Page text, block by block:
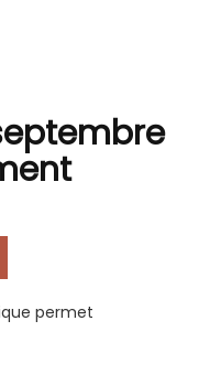
permet